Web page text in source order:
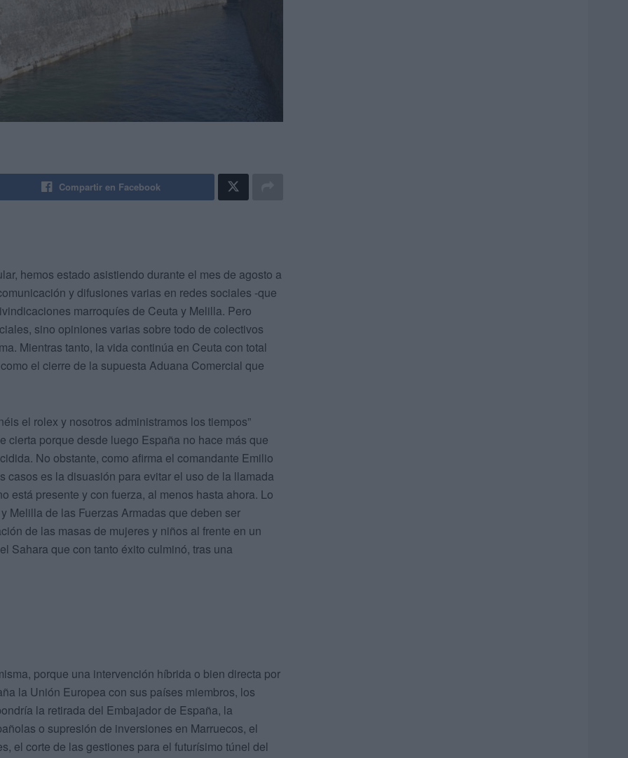
Compartir en Facebook
hemos estado asistiendo durante el mes de agosto a
y difusiones varias en redes sociales -que
marroquíes de Ceuta y Melilla. Pero
sino opiniones varias sobre todo de colectivos
Mientras tanto, la vida continúa en Ceuta con total
el cierre de la supuesta Aduana Comercial que
el rolex y nosotros administramos los tiempos”
cierta porque desde luego España no hace más que
No obstante, como afirma el comandante Emilio
casos es la disuasión para evitar el uso de la llamada
está presente y con fuerza, al menos hasta ahora. Lo
Melilla de las Fuerzas Armadas que deben ser
de las masas de mujeres y niños al frente en un
Sahara que con tanto éxito culminó, tras una
porque una intervención híbrida o bien directa por
la Unión Europea con sus países miembros, los
la retirada del Embajador de España, la
o supresión de inversiones en Marruecos, el
el corte de las gestiones para el futurísimo túnel del